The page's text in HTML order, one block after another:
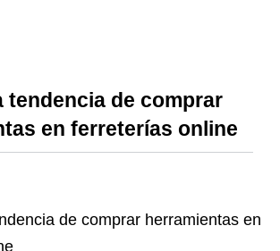
tendencia de comprar
en ferreterías online